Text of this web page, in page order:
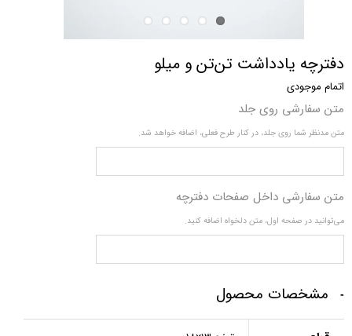
دفترچه یادداشت تن‌تن و میلو
اتمام موجودی
متن سفارشی روی جلد
متن مدنظر شما روی جلد، در کنار طرح فعلی، اضافه خواهد شد.
متن سفارشی داخل صفحات دفترچه
می‌توانید در صفحه اول، متن دلخواه اضافه کنید.
مشخصات محصول